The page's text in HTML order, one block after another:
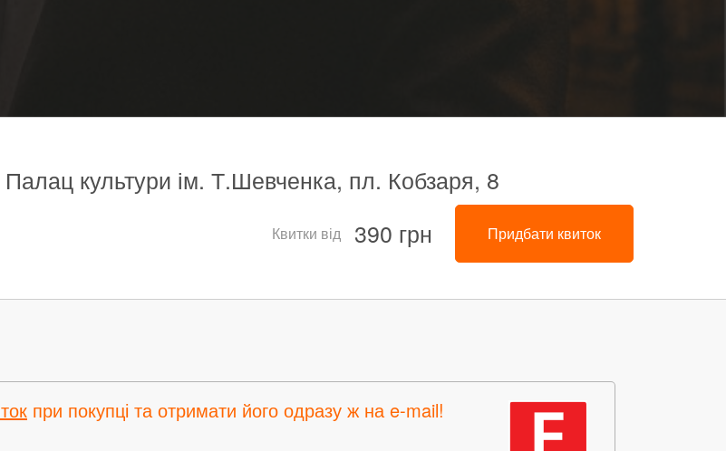
культури ім. Т.Шевченка, пл. Кобзаря, 8
Квитки від 390 грн Придбати квиток
при покупці та отримати його одразу ж на e-mail!